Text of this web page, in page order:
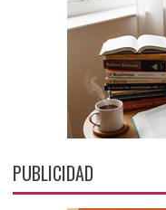
PUBLICIDAD